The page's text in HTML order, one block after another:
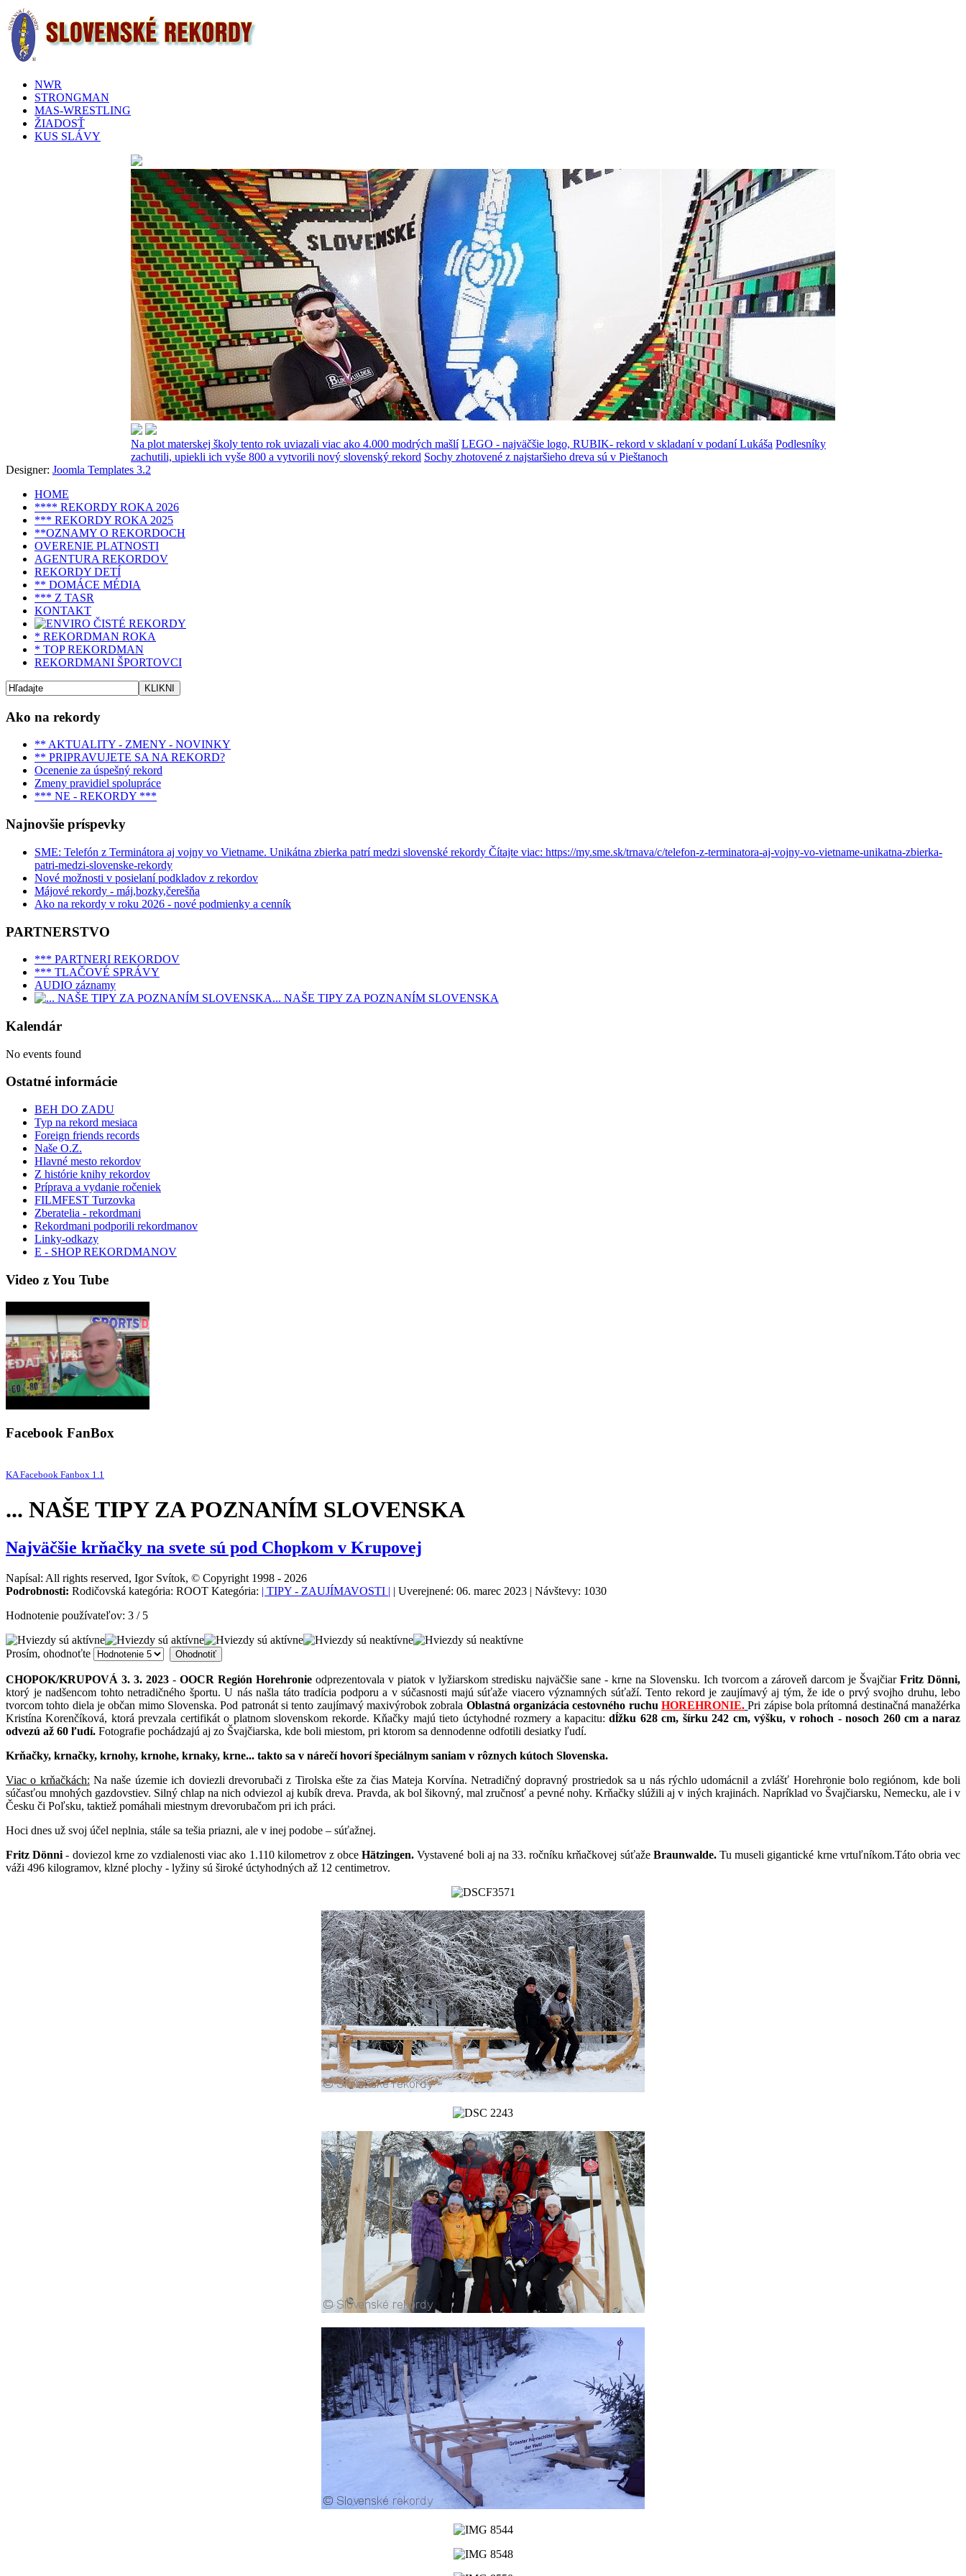
NWR
STRONGMAN
MAS-WRESTLING
ŽIADOSŤ
KUS SLÁVY
Na plot materskej školy tento rok uviazali viac ako 4.000 modrých mašlí LEGO - najväčšie logo, RUBIK- rekord v skladaní v podaní Lukáša Podlesníky
zachutili, upiekli ich vyše 800 a vytvorili nový slovenský rekord Sochy zhotovené z najstaršieho dreva sú v Pieštanoch
Designer: Joomla Templates 3.2
HOME
**** REKORDY ROKA 2026
*** REKORDY ROKA 2025
**OZNAMY O REKORDOCH
OVERENIE PLATNOSTI
AGENTURA REKORDOV
REKORDY DETÍ
** DOMÁCE MÉDIA
*** Z TASR
KONTAKT
* REKORDMAN ROKA
* TOP REKORDMAN
REKORDMANI ŠPORTOVCI
Ako na rekordy
** AKTUALITY - ZMENY - NOVINKY
** PRIPRAVUJETE SA NA REKORD?
Ocenenie za úspešný rekord
Zmeny pravidiel spolupráce
*** NE - REKORDY ***
Najnovšie príspevky
SME: Telefón z Terminátora aj vojny vo Vietname. Unikátna zbierka patrí medzi slovenské rekordy Čítajte viac: https://my.sme.sk/trnava/c/telefon-z-terminatora-aj-vojny-vo-vietname-unikatna-zbierka-
patri-medzi-slovenske-rekordy
Nové možnosti v posielaní podkladov z rekordov
Májové rekordy - máj,bozky,čerešňa
Ako na rekordy v roku 2026 - nové podmienky a cenník
PARTNERSTVO
*** PARTNERI REKORDOV
*** TLAČOVÉ SPRÁVY
AUDIO záznamy
... NAŠE TIPY ZA POZNANÍM SLOVENSKA
Kalendár
No events found
Ostatné informácie
BEH DO ZADU
Typ na rekord mesiaca
Foreign friends records
Naše O.Z.
Hlavné mesto rekordov
Z histórie knihy rekordov
Príprava a vydanie ročeniek
FILMFEST Turzovka
Zberatelia - rekordmani
Rekordmani podporili rekordmanov
Linky-odkazy
E - SHOP REKORDMANOV
Video z You Tube
Facebook FanBox
KA Facebook Fanbox 1.1
... NAŠE TIPY ZA POZNANÍM SLOVENSKA
Najväčšie krňačky na svete sú pod Chopkom v Krupovej
Napísal: All rights reserved, Igor Svítok, © Copyright 1998 - 2026
Podrobnosti: Rodičovská kategória: ROOT Kategória: | TIPY - ZAUJÍMAVOSTI | | Uverejnené: 06. marec 2023 | Návštevy: 1030
Hodnotenie používateľov: 3 / 5
Prosím, ohodnoťte
CHOPOK/KRUPOVÁ 3. 3. 2023 - OOCR Región Horehronie odprezentovala v piatok v lyžiarskom stredisku najväčšie sane - krne na Slovensku. Ich tvorcom a zároveň darcom je Švajčiar Fritz Dönni,
ktorý je nadšencom tohto netradičného športu. U nás našla táto tradícia podporu a v súčasnosti majú súťaže viacero významných súťaží. Tento rekord je zaujímavý aj tým, že ide o prvý svojho druhu, lebo
tvorcom tohto diela je občan mimo Slovenska. Pod patronát si tento zaujímavý maxivýrobok zobrala Oblastná organizácia cestovného ruchuHOREHRONIE. Pri zápise bola prítomná destinačná manažérka
Kristína Korenčíková, ktorá prevzala certifikát o platnom slovenskom rekorde. Kňačky majú tieto úctyhodné rozmery a kapacitu:dĺžku 628 cm, šírku 242 cm, výšku, v rohoch - nosoch 260 cm a naraz
odvezú až 60 ľudí. Fotografie pochádzajú aj zo Švajčiarska, kde boli miestom, pri ktorom sa dennodenne odfotili desiatky ľudí.
Krňačky, krnačky, krnohy, krnohe, krnaky, krne... takto sa v nárečí hovorí špeciálnym saniam v rôznych kútoch Slovenska.
Viac o krňačkách: Na naše územie ich doviezli drevorubači z Tirolska ešte za čias Mateja Korvína. Netradičný dopravný prostriedok sa u nás rýchlo udomácnil a zvlášť Horehronie bolo regiónom, kde boli
súčasťou mnohých gazdovstiev. Silný chlap na nich odviezol aj kubík dreva. Pravda, ak bol šikovný, mal zručnosť a pevné nohy. Krňačky slúžili aj v iných krajinách. Napríklad vo Švajčiarsku, Nemecku, ale i v
Česku či Poľsku, taktiež pomáhali miestnym drevorubačom pri ich práci.
Hoci dnes už svoj účel neplnia, stále sa tešia priazni, ale v inej podobe – súťažnej.
Fritz Dönni- doviezol krne zo vzdialenosti viac ako 1.110 kilometrov z obce Hätzingen. Vystavené boli aj na 33. ročníku krňačkovej súťažeBraunwalde.Tu museli gigantické krne vrtuľníkom.Táto obria vec
váži 496 kilogramov, klzné plochy - lyžiny sú široké úctyhodných až 12 centimetrov.